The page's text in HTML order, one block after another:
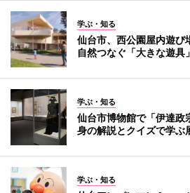
学ぶ・知る
仙台市、西公園屋内遊
自然つなぐ「大きな遊具
学ぶ・知る
仙台市博物館で「伊達
身の解説とクイズで学ぶ
学ぶ・知る